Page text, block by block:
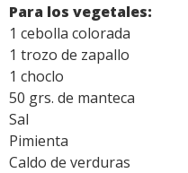
Para los vegetales:
1 cebolla colorada
1 trozo de zapallo
1 choclo
50 grs. de manteca
Sal
Pimienta
Caldo de verduras